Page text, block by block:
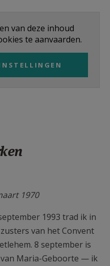
van deze inhoud
te aanvaarden.
1970
1993 trad ik in
van het Convent
8 september is
van Maria-Geboorte — ik